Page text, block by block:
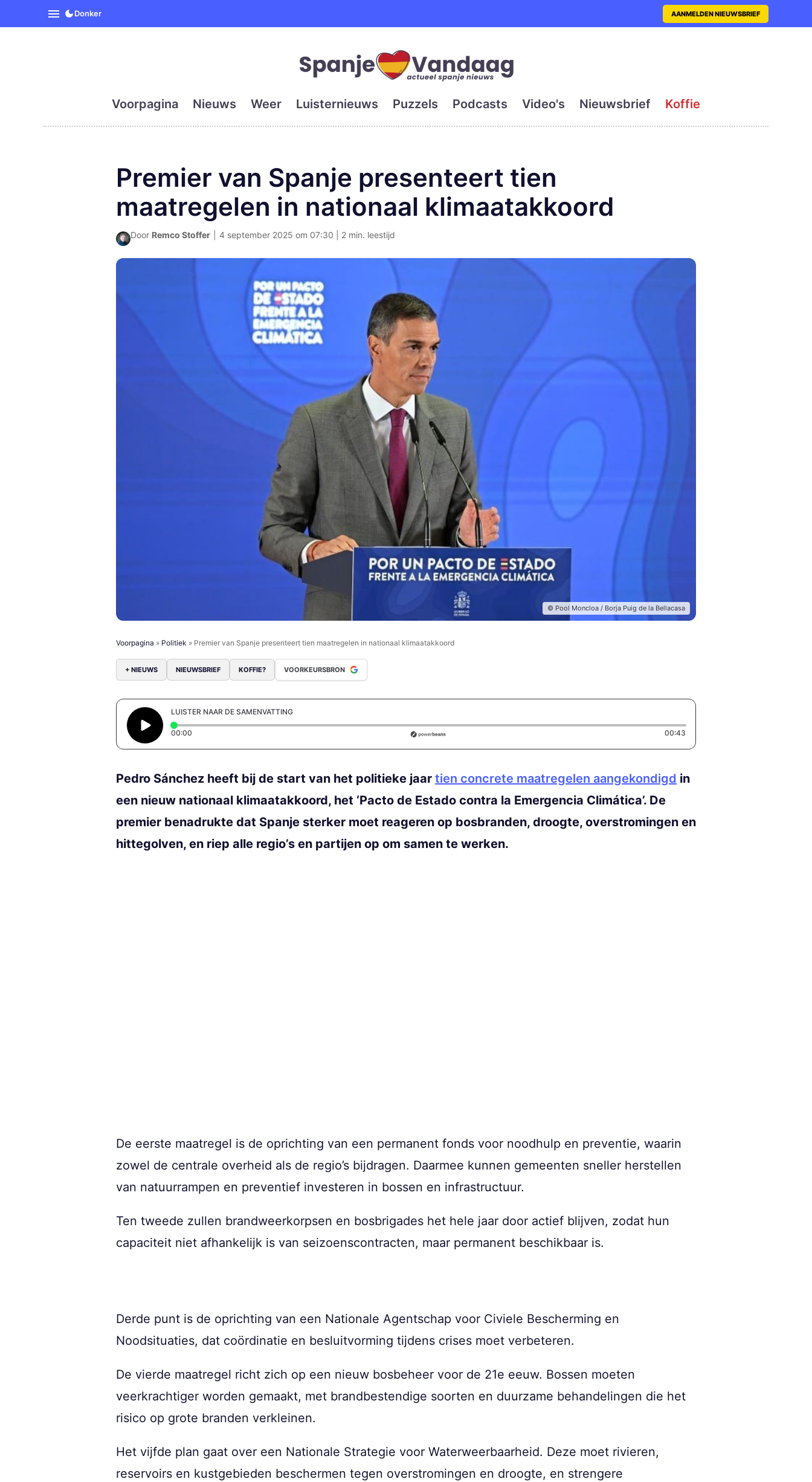
SpanjeVandaag is de eerste en grootste digitale krant met actueel en
Donker AANMELDEN NIEUWSBRIEF
Voorpagina Nieuws Weer Luisternieuws Puzzels Podcasts Video's Nieuwsbrief Koffie
Premier van Spanje presenteert tien
maatregelen in nationaal klimaatakkoord
Door Remco Stoffer 4 september 2025 om 07:30 | 2 min. leestijd
© Pool Moncloa / Borja Puig de la Bellacasa
Voorpagina » Politiek » Premier van Spanje presenteert tien maatregelen in nationaal klimaatakkoord
+ NIEUWS NIEUWSBRIEF KOFFIE? VOORKEURSBRON
LUISTER NAAR DE SAMENVATTING
00:00 00:43
Pedro Sánchez heeft bij de start van het politieke jaar tien concrete maatregelen aangekondigd in
een nieuw nationaal klimaatakkoord, het ‘Pacto de Estado contra la Emergencia Climática’. De
premier benadrukte dat Spanje sterker moet reageren op bosbranden, droogte, overstromingen en
hittegolven, en riep alle regio’s en partijen op om samen te werken.
De eerste maatregel is de oprichting van een permanent fonds voor noodhulp en preventie, waarin
zowel de centrale overheid als de regio’s bijdragen. Daarmee kunnen gemeenten sneller herstellen
van natuurrampen en preventief investeren in bossen en infrastructuur.
Ten tweede zullen brandweerkorpsen en bosbrigades het hele jaar door actief blijven, zodat hun
capaciteit niet afhankelijk is van seizoenscontracten, maar permanent beschikbaar is.
Derde punt is de oprichting van een Nationale Agentschap voor Civiele Bescherming en
Noodsituaties, dat coördinatie en besluitvorming tijdens crises moet verbeteren.
De vierde maatregel richt zich op een nieuw bosbeheer voor de 21e eeuw. Bossen moeten
veerkrachtiger worden gemaakt, met brandbestendige soorten en duurzame behandelingen die het
risico op grote branden verkleinen.
Het vijfde plan gaat over een Nationale Strategie voor Waterweerbaarheid. Deze moet rivieren,
reservoirs en kustgebieden beschermen tegen overstromingen en droogte, en strengere